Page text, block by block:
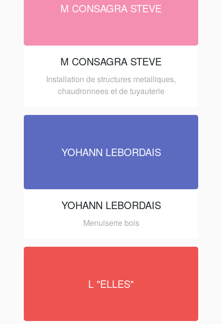
M CONSAGRA STEVE
M CONSAGRA STEVE
Installation de structures metalliques,
chaudronnees et de tuyauterie
YOHANN LEBORDAIS
YOHANN LEBORDAIS
Menuiserie bois
L "ELLES"